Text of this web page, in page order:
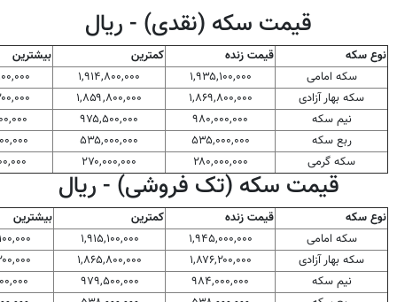
قیمت سکه (نقدی) - ریال
نوع سکه قیمت زنده کمترین
بیشترین
سکه امامی
۱,۹۳۵,۱۰۰,۰۰۰ ۱,۹۱۴,۸۰۰,۰۰۰
سکه بهار آزادی
۱,۸۶۹,۸۰۰,۰۰۰ ۱,۸۵۹,۸۰۰,۰۰۰
نیم سکه
۹۸۰,۰۰۰,۰۰۰ ۹۷۵,۵۰۰,۰۰۰
ربع سکه
۵۳۵,۰۰۰,۰۰۰ ۵۳۵,۰۰۰,۰۰۰
سکه گرمی
۲۸۰,۰۰۰,۰۰۰ ۲۷۰,۰۰۰,۰۰۰
قیمت سکه (تک فروشی) - ریال
نوع سکه قیمت زنده کمترین
بیشترین
سکه امامی
۱,۹۴۵,۰۰۰,۰۰۰ ۱,۹۱۵,۱۰۰,۰۰۰
سکه بهار آزادی
۱,۸۷۶,۲۰۰,۰۰۰ ۱,۸۶۵,۸۰۰,۰۰۰
نیم سکه
۹۸۴,۰۰۰,۰۰۰ ۹۷۹,۵۰۰,۰۰۰